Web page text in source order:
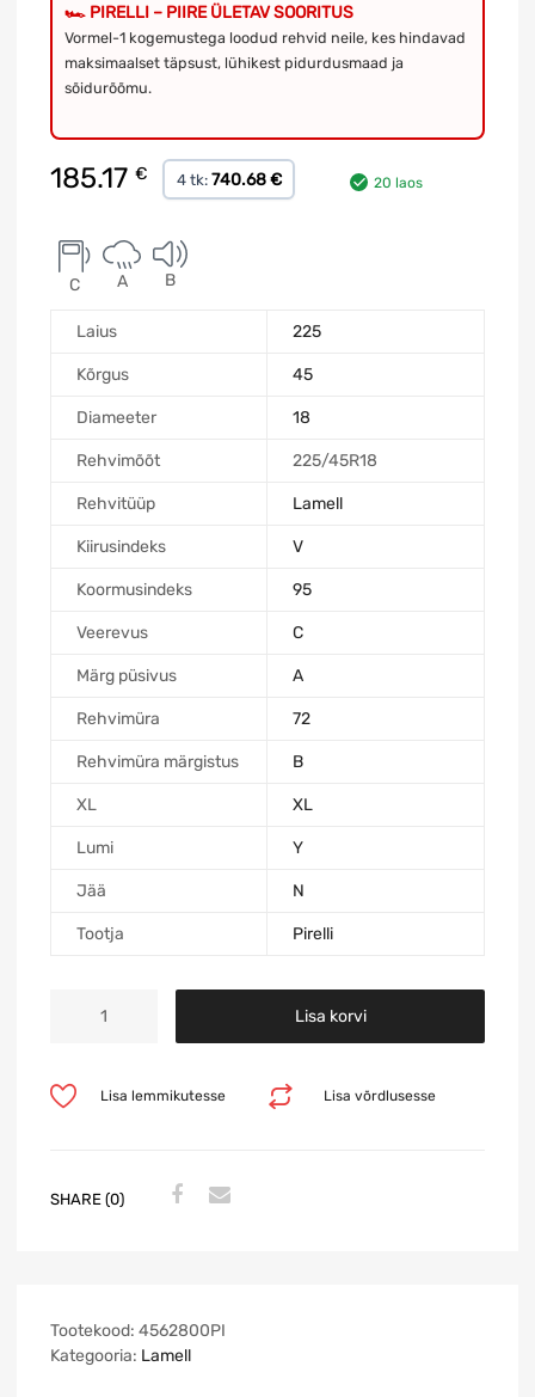
🏎️ PIRELLI – PIIRE ÜLETAV SOORITUS
Vormel-1 kogemustega loodud rehvid neile, kes hindavad
maksimaalset täpsust, lühikest pidurdusmaad ja
sõidurõõmu.
185.17 € 4 tk: 740.68 € 20 laos
C A B
Laius 225
Kõrgus 45
Diameeter 18
Rehvimõõt 225/45R18
Rehvitüüp Lamell
Kiirusindeks V
Koormusindeks 95
Veerevus C
Märg püsivus A
Rehvimüra 72
Rehvimüra märgistus B
XL XL
Lumi Y
Jää N
Tootja Pirelli
Lisa korvi
Lisa võrdlusesse
Lisa lemmikutesse
SHARE (0)
Tootekood: 4562800PI
Kategooria: Lamell